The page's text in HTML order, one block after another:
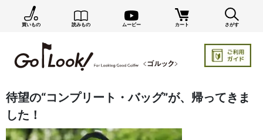
買いもの 読みもの ムービー カート さがす
待望の“コンプリート・バッグ”が、帰ってきま
した！